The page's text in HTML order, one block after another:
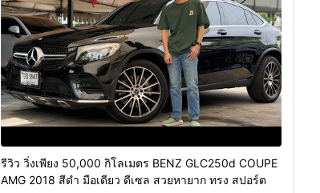
รีวิว วิ่งเพียง 50,000 กิโลเมตร BENZ GLC250d COUPE
AMG 2018 สีดำ มือเดียว ดีเซล สวยหายาก ทรง สปอร์ต